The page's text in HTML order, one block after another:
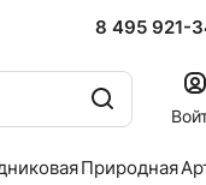
8 495 921-
Природная